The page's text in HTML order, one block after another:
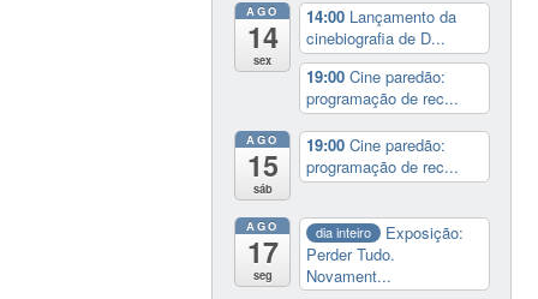
AGO
14
sex
14:00 Lançamento da
cinebiografia de D...
19:00Cine paredão:
programação de rec...
AGO
15
sáb
19:00Cine paredão:
programação de rec...
AGO
17
seg
dia inteiro
Exposição:
Perder Tudo.
Novament...